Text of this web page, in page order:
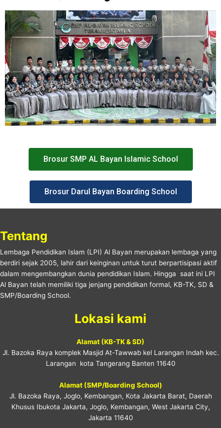
Brosur SMP AL Bayan Islamic School
Brosur Darul Bayan Boarding School
Tentang
Lembaga Pendidikan Islam (LPI) Al Bayan merupakan lembaga yang
berdiri sejak 2005, lahir dari keinginan untuk turut berpartisipasi aktif
dalam mengembangkan dunia pendidikan Islam. Hingga saat ini LPI
Al Bayan telah memiliki tiga jenjang pendidikan formal, KB-TK, SD &
SMP/Boarding School.
Lokasi kami
Alamat (KB-TK & SD)
Jl. Bazoka Raya komplek Masjid At-Tawwab kel Larangan Indah kec.
Larangan kota Tangerang Banten 11640
Alamat (SMP/Boarding School)
Jl. Bazoka Raya, Joglo, Kembangan, Kota Jakarta Barat, Daerah
Khusus Ibukota Jakarta, Joglo, Kembangan, West Jakarta City,
Jakarta 11640